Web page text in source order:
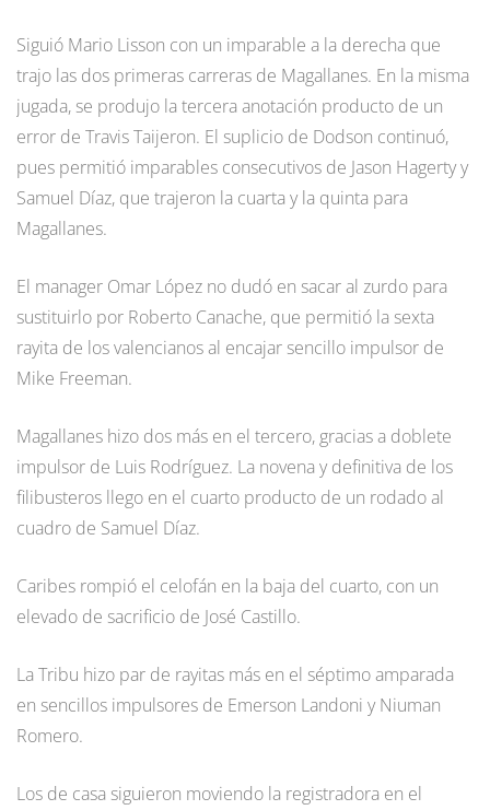
Siguió Mario Lisson con un imparable a la derecha que
trajo las dos primeras carreras de Magallanes. En la misma
jugada, se produjo la tercera anotación producto de un
error de Travis Taijeron. El suplicio de Dodson continuó,
pues permitió imparables consecutivos de Jason Hagerty y
Samuel Díaz, que trajeron la cuarta y la quinta para
Magallanes.
El manager Omar López no dudó en sacar al zurdo para
sustituirlo por Roberto Canache, que permitió la sexta
rayita de los valencianos al encajar sencillo impulsor de
Mike Freeman.
Magallanes hizo dos más en el tercero, gracias a doblete
impulsor de Luis Rodríguez. La novena y definitiva de los
filibusteros llego en el cuarto producto de un rodado al
cuadro de Samuel Díaz.
Caribes rompió el celofán en la baja del cuarto, con un
elevado de sacrificio de José Castillo.
La Tribu hizo par de rayitas más en el séptimo amparada
en sencillos impulsores de Emerson Landoni y Niuman
Romero.
Los de casa siguieron moviendo la registradora en el